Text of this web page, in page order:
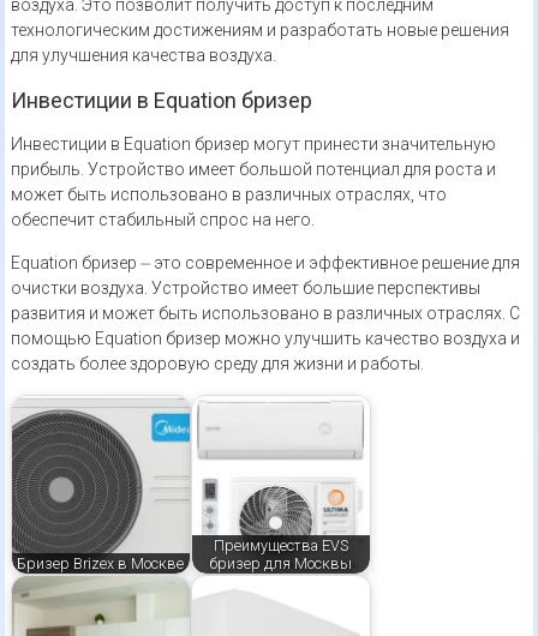
воздуха. Это позволит получить доступ к последним
технологическим достижениям и разработать новые решения
для улучшения качества воздуха.
Инвестиции в Equation бризер
Инвестиции в Equation бризер могут принести значительную
прибыль. Устройство имеет большой потенциал для роста и
может быть использовано в различных отраслях, что
обеспечит стабильный спрос на него.
Equation бризер ⏤ это современное и эффективное решение для
очистки воздуха. Устройство имеет большие перспективы
развития и может быть использовано в различных отраслях. С
помощью Equation бризер можно улучшить качество воздуха и
создать более здоровую среду для жизни и работы.
Бризер Brizex в Москве
Преимущества EVS
бризер для Москвы